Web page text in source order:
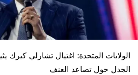
الولايات المتحدة: اغتيال تشارلي كيرك
الجدل حول تصاعد العنف